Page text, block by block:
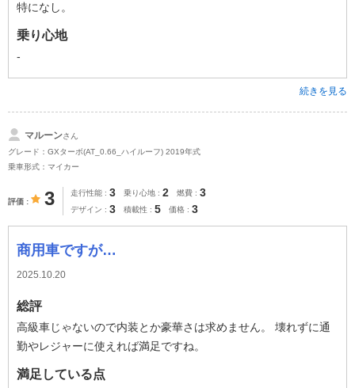
特になし。
乗り心地
-
続きを見る
マルーンさん
グレード：GXターボ(AT_0.66_ハイルーフ) 2019年式
乗車形式：マイカー
評価 3 走行性能 3 乗り心地 2 燃費 3
デザイン 3 積載性 5 価格 3
商用車ですが…
2025.10.20
総評
高級車じゃないので内装とか豪華さは求めません。 壊れずに通
勤やレジャーに使えれば満足ですね。
満足している点